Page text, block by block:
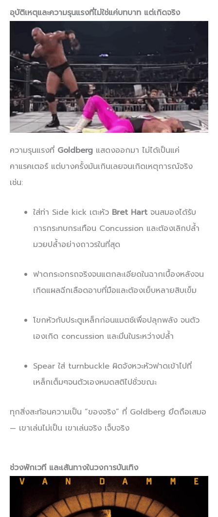
อุบัติเหตุและความรุนแรงที่ไม่ใช่แค่บทบาท แต่เกิดจริง
ความรุนแรงที่ Goldberg แสดงออกมา ไม่ได้เป็นแค่
คาแรคเตอร์ แต่บางครั้งมันเกินเลยจนเกิดเหตุการณ์จริง
เช่น:
ใส่ท่า Side kick เตะหัว Bret Hart จนสมองได้รับ
การกระทบกระเทือน Concussion และต้องเลิกปล้ำ
มวยปล้ำอย่างถาวรในที่สุด
ฟาดกระจกรถจริงจนแตกละเอียดในฉากเบื้องหลังจน
เกิดแผลฉีกเลือดอาบที่มือและต้องเย็บหลายสิบเข็ม
โขกหัวกับประตูเหล็กก่อนแมตช์เพื่อปลุกพลัง จนตัว
เองเกิด concussion และมึนในระหว่างปล้ำ
Spear ใส่ turnbuckle ผิดจังหวะหัวฟาดเข้าไปที่
เหล็กเต็มๆจนตัวเองหมดสติไปชั่วขณะ
ทุกสิ่งสะท้อนความเป็น “ของจริง” ที่ Goldberg ยึดถือเสมอ
— เขาเล่นไม่เป็น เขาเล่นจริง เจ็บจริง
ช่วงพักเวที และเส้นทางในวงการบันเทิง